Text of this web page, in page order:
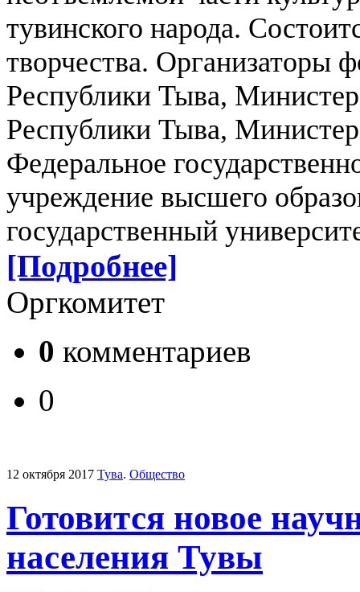
тувинского народа.
творчества. Организаторы
Республики Тыва,
Республики Тыва,
Федеральное
учреждение высшего
государственный
[Подробнее]
Оргкомитет
0 комментариев
0
12 октября 2017 Тува. Общество
Готовится новое
населения Тувы